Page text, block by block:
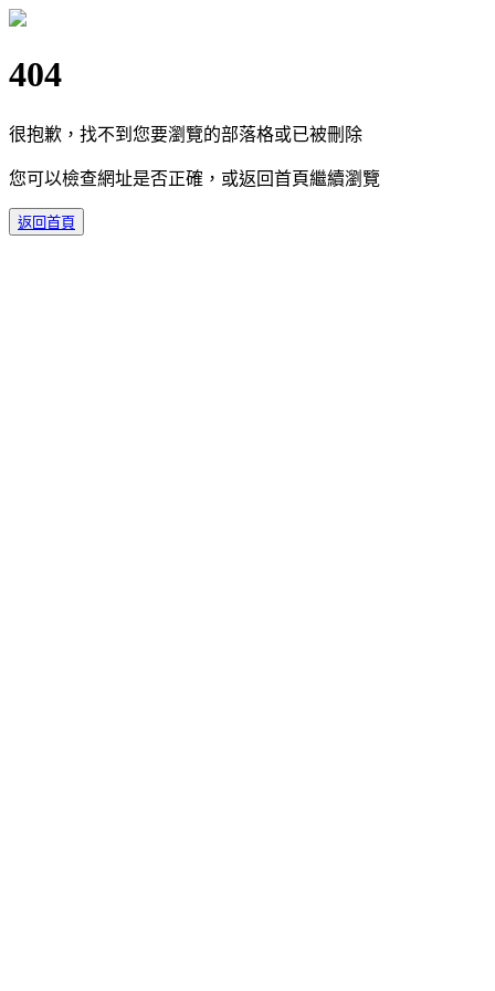
404
很抱歉，找不到您要瀏覽的部落格或已被刪除
您可以檢查網址是否正確，或返回首頁繼續瀏覽
返回首頁